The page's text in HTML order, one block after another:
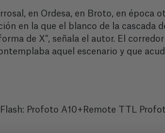
en Ordesa, en Broto, en época
en la que el blanco de la cascada
de X", señala el autor. El
aquel escenario y que
Profoto A10+Remote TTL